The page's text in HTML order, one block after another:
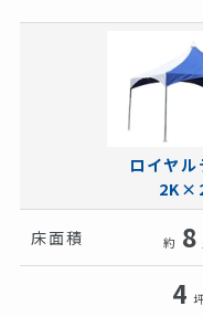
ロイヤル
床面積 約 8
4